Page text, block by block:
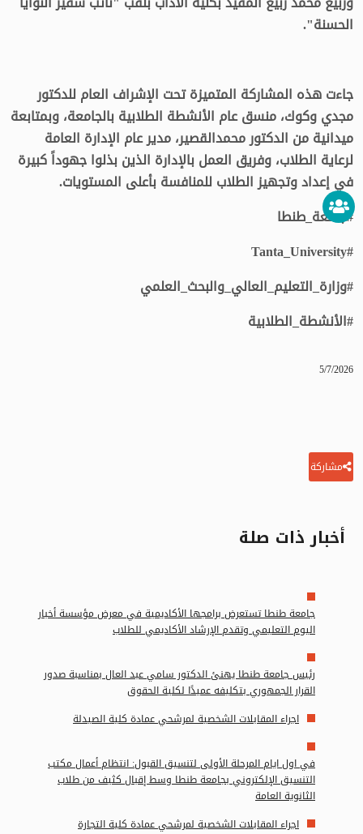
الحسنة".
جاءت هذه المشاركة المتميزة تحت الإشراف العام للدكتور
مجدي وكوك، منسق عام الأنشطة الطلابية بالجامعة، وبمتابعة
ميدانية من الدكتور محمدالقصير، مدير عام الإدارة العامة
لرعاية الطلاب، وفريق العمل بالإدارة الذين بذلوا جهوداً كبيرة
في إعداد وتجهيز الطلاب للمنافسة بأعلى المستويات.
#جامعة_طنطا
#Tanta_University
#وزارة_التعليم_العالي_والبحث_العلمي
#الأنشطة_الطلابية
5/7/2026
مشاركة
أخبار ذات صلة
جامعة طنطا تستعرض برامجها الأكاديمية في معرض مؤسسة أخبار
اليوم التعليمي وتقدم الإرشاد الأكاديمي للطلاب
رئيس جامعة طنطا يهنئ الدكتور سامي عبد العال بمناسبة صدور
القرار الجمهوري بتكليفه عميدًا لكلية الحقوق
اجراء المقابلات الشخصية لمرشحي عمادة كلية الصيدلة
في اول ايام المرحلة الأولى لتنسيق القبول: انتظام أعمال مكتب
التنسيق الإلكتروني بجامعة طنطا وسط إقبال كثيف من طلاب
الثانوية العامة
اجراء المقابلات الشخصية لمرشحي عمادة كلية التجارة